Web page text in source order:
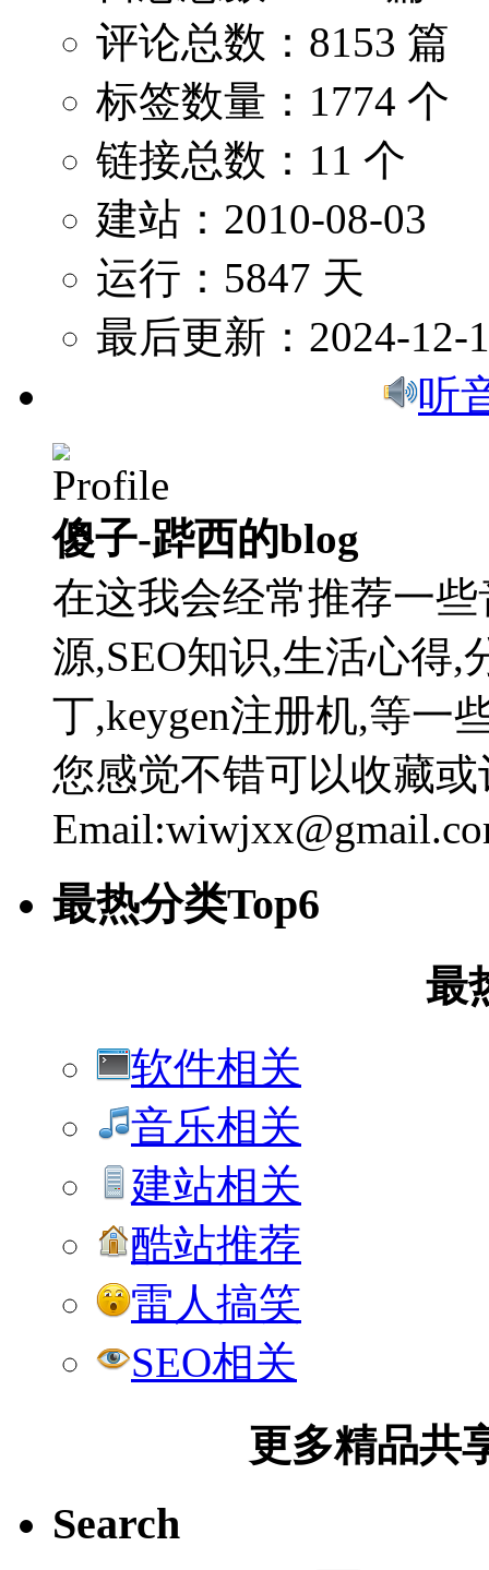
评论总数：8153 篇
标签数量：1774 个
链接总数：11 个
建站：2010-08-03
运行：5847 天
最后更新：2024-12-
听
傻子-跸西的blog
在这我会经常推荐一
源,SEO知识,生活心得,
丁,keygen注册机,等一
您感觉不错可以收藏
最热分类Top6
最
软件相关
音乐相关
建站相关
酷站推荐
雷人搞笑
SEO相关
更多精品共
Search